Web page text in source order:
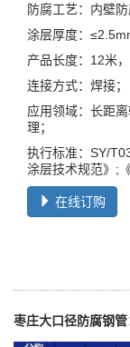
防腐工艺：内壁
涂层厚度：
产品长度：12米
连接方式：焊接
应用领域：长距
理；
执行标准：SY/
涂层技术规范》;
在线订购
枣庄大口径防腐钢管